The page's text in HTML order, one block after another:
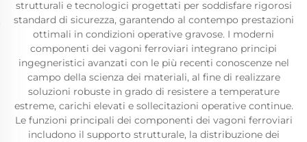
strutturali e tecnologici progettati per soddisfare rigorosi
standard di sicurezza, garantendo al contempo prestazioni
ottimali in condizioni operative gravose. I moderni
componenti dei vagoni ferroviari integrano principi
ingegneristici avanzati con le più recenti conoscenze nel
campo della scienza dei materiali, al fine di realizzare
soluzioni robuste in grado di resistere a temperature
estreme, carichi elevati e sollecitazioni operative continue.
Le funzioni principali dei componenti dei vagoni ferroviari
includono il supporto strutturale, la distribuzione dei